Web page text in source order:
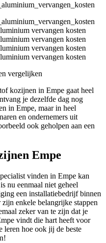
kozijnen in Empe gaat heel
je dezelfde dag nog
in Empe, maar in heel
en ondernemers uit
ook geholpen aan een
Empe
vinden in Empe kan
nu eenmaal niet geheel
een installatiebedrijf binnen
enkele belangrijke stappen
zeker van te zijn dat je
vindt die hart heeft voor
leren hoe ook jij de beste